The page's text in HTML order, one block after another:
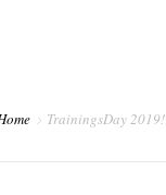
TrainingsDay 2019!